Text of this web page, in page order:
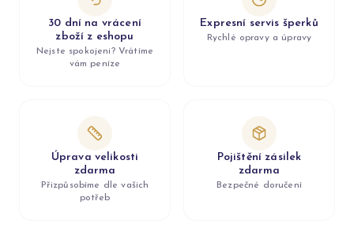
30 dní na vrácení
zboží z eshopu
Nejste spokojeni? Vrátíme
vám peníze
Expresní servis šperků
Rychlé opravy a úpravy
Úprava velikosti
zdarma
Přizpůsobíme dle vašich
potřeb
Pojištění zásilek
zdarma
Bezpečné doručení